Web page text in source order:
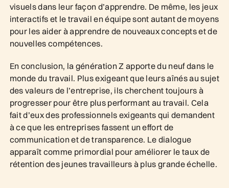
visuels dans leur façon d’apprendre. De même, les jeux
interactifs et le travail en équipe sont autant de moyens
pour les aider à apprendre de nouveaux concepts et de
nouvelles compétences.
En conclusion, la génération Z apporte du neuf dans le
monde du travail. Plus exigeant que leurs aînés au sujet
des valeurs de l’entreprise, ils cherchent toujours à
progresser pour être plus performant au travail. Cela
fait d’eux des professionnels exigeants qui demandent
à ce que les entreprises fassent un effort de
communication et de transparence. Le dialogue
apparaît comme primordial pour améliorer le taux de
rétention des jeunes travailleurs à plus grande échelle.